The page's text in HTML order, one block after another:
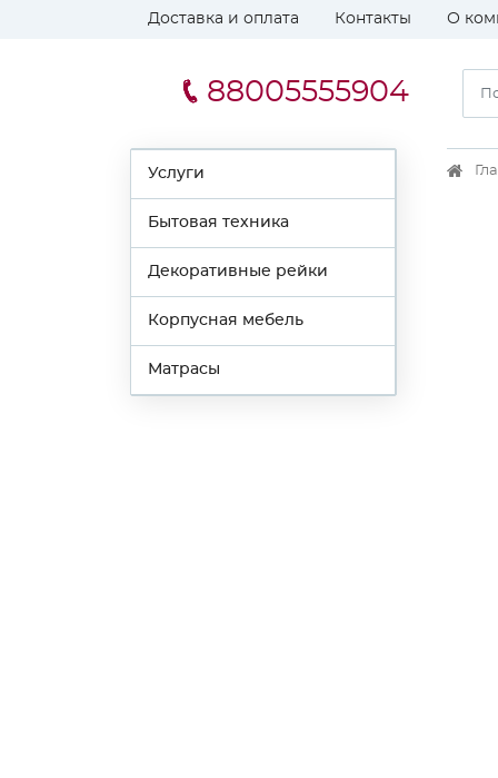
Доставка и оплата Контакты О
88005555904
Услуги
Бытовая техника
Декоративные рейки
Корпусная мебель
Матрасы